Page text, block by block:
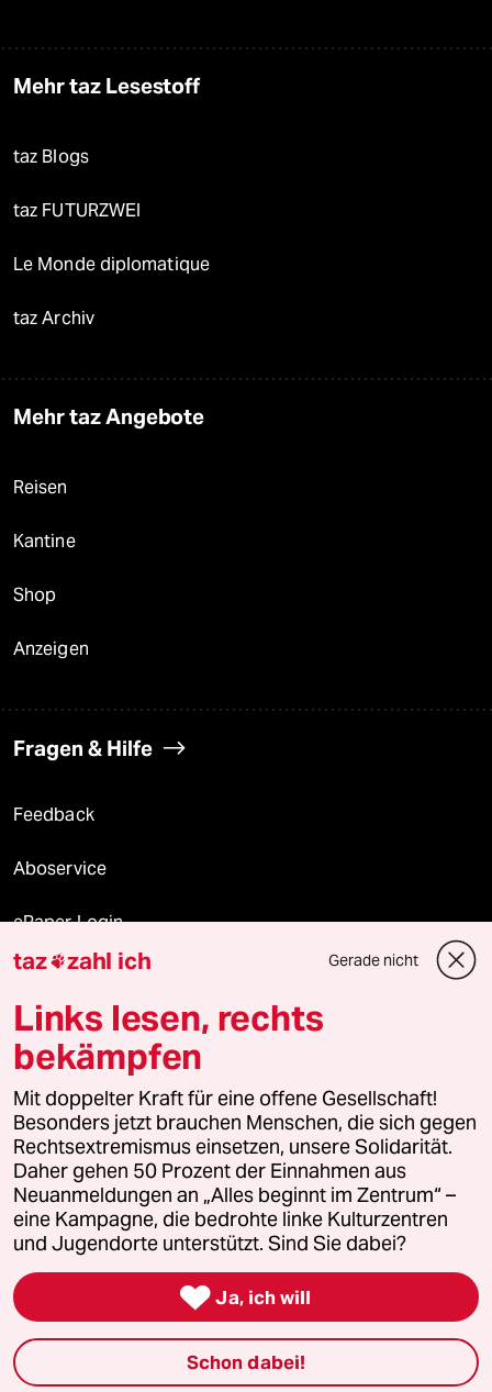
Mehr taz Lesestoff
taz Blogs
taz FUTURZWEI
Le Monde diplomatique
taz Archiv
Mehr taz Angebote
Reisen
Kantine
Shop
Anzeigen
Fragen & Hilfe
Feedback
Aboservice
ePaper Login
Downloads für Abonnierende
© 2026 taz Verlags und Vertriebs GmbH
Alle Rechte vorbehalten. Bei rechtlichen Fragen oder für Genehmigungen
wenden Sie sich bitte an lizenzen@taz.de
Feedback Redaktionsstatut Kommune-Richtlinien
Leitlinie Informant Datenschutz Impressum AGB
Seitenwende Einwilligungen widerrufen (Ads)
taz zahl ich Gerade nicht
Links lesen, rechts
bekämpfen
Mit doppelter Kraft für eine offene Gesellschaft!
Besonders jetzt brauchen Menschen, die sich gegen
Rechtsextremismus einsetzen, unsere Solidarität.
Daher gehen 50 Prozent der Einnahmen aus
Neuanmeldungen an „Alles beginnt im Zentrum“ –
eine Kampagne, die bedrohte linke Kulturzentren
und Jugendorte unterstützt. Sind Sie dabei?
 Ja, ich will
Schon dabei!